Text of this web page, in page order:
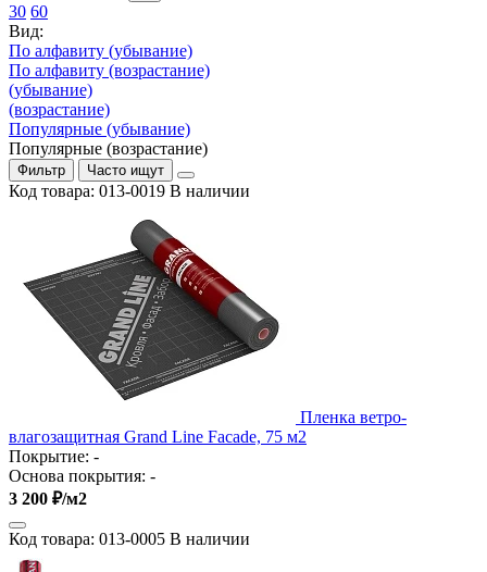
30 60
Вид:
По алфавиту (убывание)
По алфавиту (возрастание)
(убывание)
(возрастание)
Популярные (убывание)
Популярные (возрастание)
Фильтр Часто ищут
Код товара: 013-0019 В наличии
Пленка ветро-
влагозащитная Grand Line Facade, 75 м2
Покрытие: -
Основа покрытия: -
3 200 ₽/м2
Код товара: 013-0005 В наличии